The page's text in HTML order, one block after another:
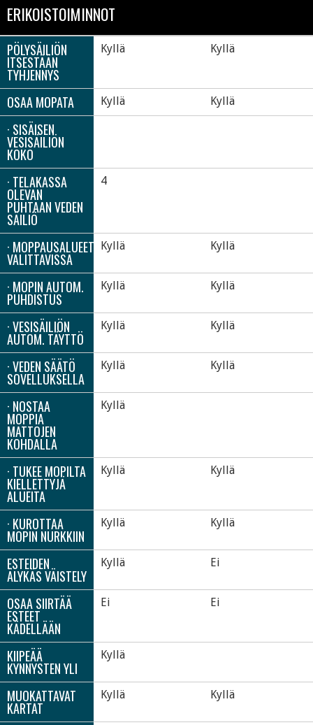
ERIKOISTOIMINNOT
PÖLYSÄILIÖN
ITSESTÄÄN
TYHJENNYS
Kyllä Kyllä
OSAA MOPATA Kyllä Kyllä
· SISÄISEN
VESISÄILIÖN
KOKO
· TELAKASSA
OLEVAN
PUHTAAN VEDEN
SÄILIÖ
4
· MOPPAUSALUEET
VALITTAVISSA
Kyllä Kyllä
· MOPIN AUTOM.
PUHDISTUS
Kyllä Kyllä
· VESISÄILIÖN
AUTOM. TÄYTTÖ
Kyllä Kyllä
· VEDEN SÄÄTÖ
SOVELLUKSELLA
Kyllä Kyllä
· NOSTAA
MOPPIA
MATTOJEN
KOHDALLA
Kyllä
· TUKEE MOPILTA
KIELLETTYJÄ
ALUEITA
Kyllä Kyllä
· KUROTTAA
MOPIN NURKKIIN
Kyllä Kyllä
ESTEIDEN
ÄLYKÄS VÄISTELY
Kyllä Ei
OSAA SIIRTÄÄ
ESTEET
KÄDELLÄÄN
Ei Ei
KIIPEÄÄ
KYNNYSTEN YLI
Kyllä
MUOKATTAVAT
KARTAT
Kyllä Kyllä